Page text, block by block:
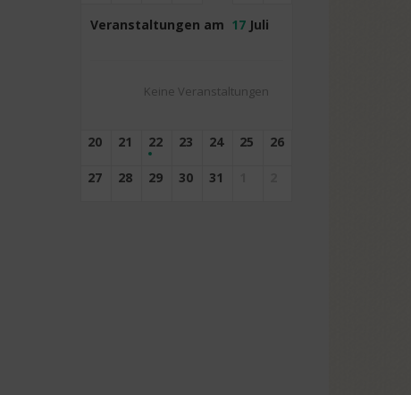
Veranstaltungen am 17 Juli
Keine Veranstaltungen
20 21 22 23 24 25 26
27 28 29 30 31